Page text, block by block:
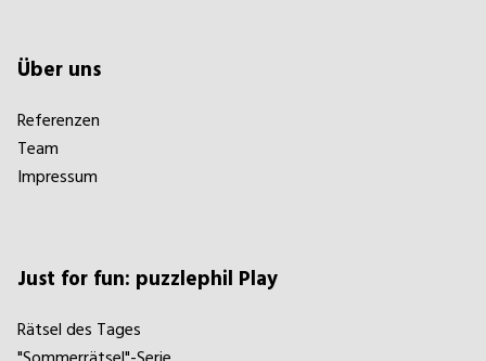
Über uns
Referenzen
Team
Impressum
Just for fun: puzzlephil Play
Rätsel des Tages